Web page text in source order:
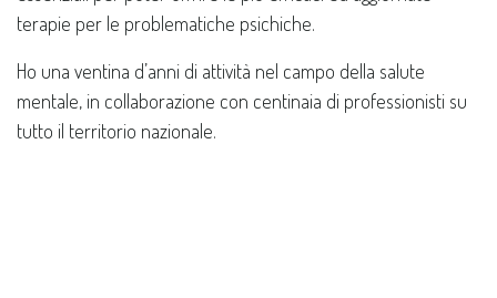
terapie per le problematiche psichiche.
Ho una ventina d’anni di attività nel campo della salute
mentale, in collaborazione con centinaia di professionisti su
tutto il territorio nazionale.